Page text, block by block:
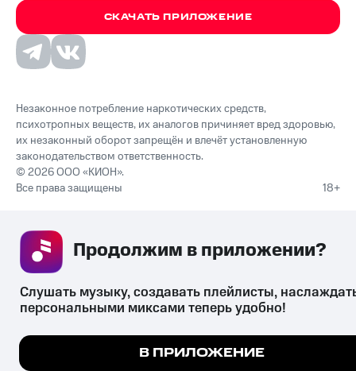
СКАЧАТЬ ПРИЛОЖЕНИЕ
Незаконное потребление наркотических средств,
психотропных веществ, их аналогов причиняет вред здоровью,
их незаконный оборот запрещён и влечёт установленную
законодательством ответственность.
© 2026 ООО «КИОН».
Все права защищены
18+
Мы используем куки, чтобы на сайте все работало.
Продолжим в приложении?
Слушать музыку, создавать плейлисты,
персональными миксами теперь удобно!
В ПРИЛОЖЕНИЕ